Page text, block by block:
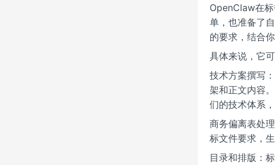
OpenClaw在
单，也准备了
的要求，结合
具体来说，它
技术方案撰写
架和正文内容
们的技术体系
商务偏离表处
标文件要求，
目录和排版：